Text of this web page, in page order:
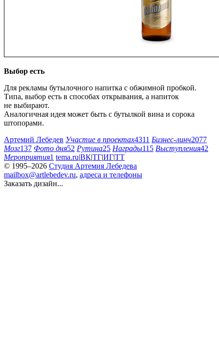
Выбор есть
Для рекламы бутылочного напитка с обжимной пробкой.
Типа, выбор есть в способах открывания, а напиток
не выбирают.
Аналогичная идея может быть с бутылкой вина и сорока
штопорами.
Артемий Лебедев Участие в проектах4311 Бизнес-линч2077
Мозг137 Фото дня52 Рутина25 Награды115 Выступления42
Мероприятия1 tema.ru|ВК|ТГ|ИГ|ТТ
© 1995–2026 Студия Артемия Лебедева
mailbox@artlebedev.ru, адреса и телефоны
Заказать дизайн...